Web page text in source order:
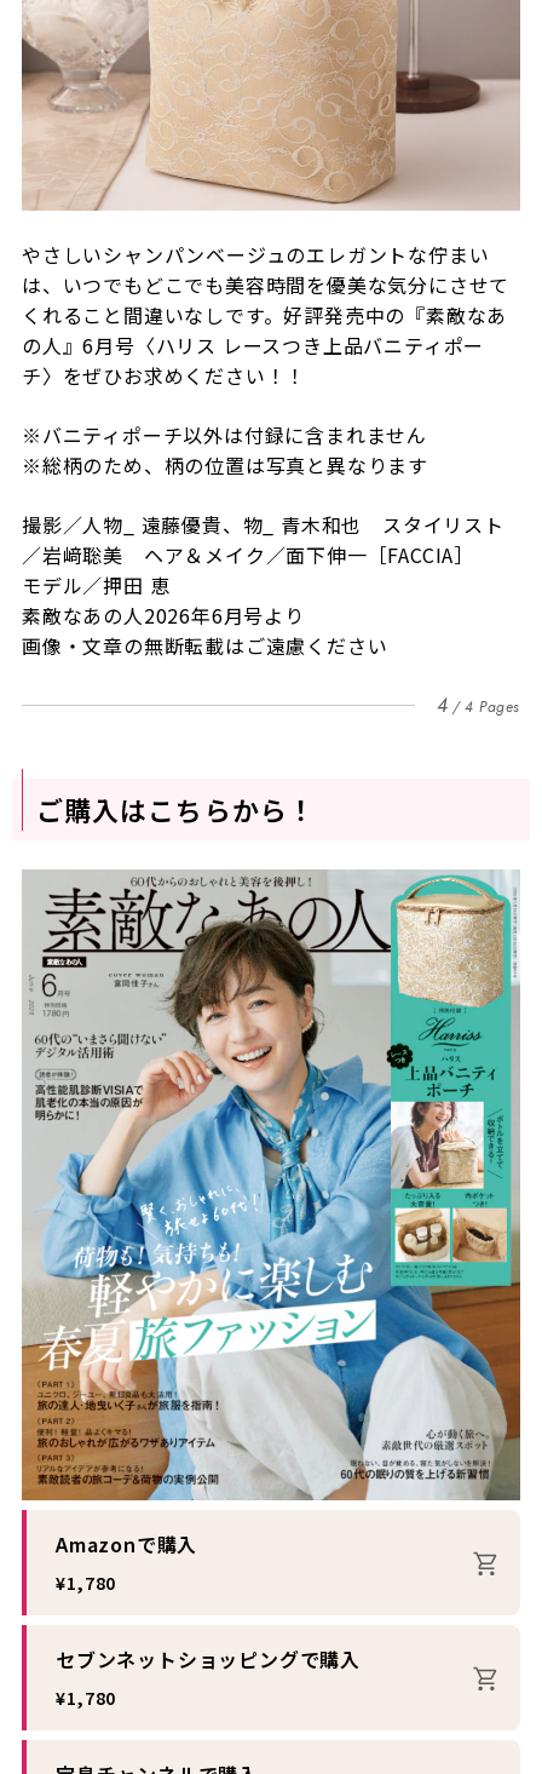
やさしいシャンパンベージュのエレガントな佇まい
は、いつでもどこでも美容時間を優美な気分にさせて
くれること間違いなしです。好評発売中の『素敵なあ
の人』6月号〈ハリス レースつき上品バニティポー
チ〉をぜひお求めください！！
※バニティポーチ以外は付録に含まれません
※総柄のため、柄の位置は写真と異なります
撮影／人物_ 遠藤優貴、物_ 青木和也 スタイリスト
／岩﨑聡美 ヘア＆メイク／面下伸一［FACCIA］
モデル／押田 恵
素敵なあの人2026年6月号より
画像・文章の無断転載はご遠慮ください
4 4 Pages
ご購入はこちらから！
Amazonで購入
¥1,780
セブンネットショッピングで購入
¥1,780